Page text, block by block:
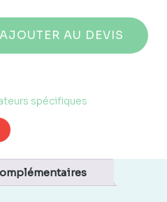
AJOUTER AU DEVIS
spécifiques